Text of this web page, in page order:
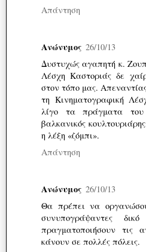
Απάντηση
Ανώνυμος 26/10/13
Δυστυχώς αγαπητή κ.
Λέσχη Καστοριάς δε
στον τόπο μας.
τη Κινηματογραφική
λίγο τα πράγματα του
βαλκανικός
η λέξη «ζόμπι».
Απάντηση
Ανώνυμος 26/10/13
Θα πρέπει να
συνυπογράψαντες
πραγματοποιήσουν τις
κάνουν σε πολλές πόλεις.